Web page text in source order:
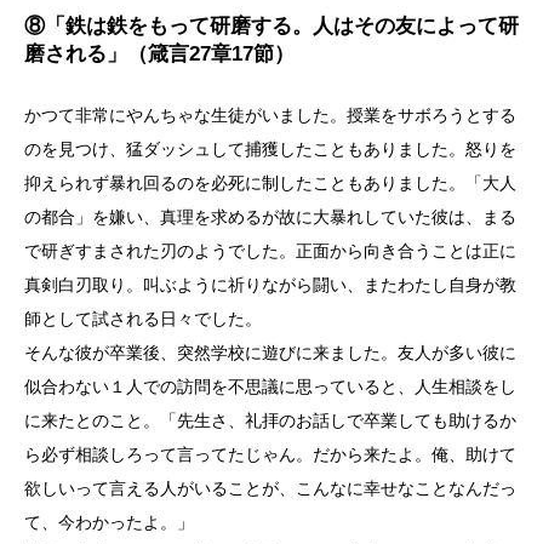
⑧「鉄は鉄をもって研磨する。人はその友によって研
磨される」（箴言27章17節）
かつて非常にやんちゃな生徒がいました。授業をサボろうとする
のを見つけ、猛ダッシュして捕獲したこともありました。怒りを
抑えられず暴れ回るのを必死に制したこともありました。「大人
の都合」を嫌い、真理を求めるが故に大暴れしていた彼は、まる
で研ぎすまされた刃のようでした。正面から向き合うことは正に
真剣白刃取り。叫ぶように祈りながら闘い、またわたし自身が教
師として試される日々でした。
そんな彼が卒業後、突然学校に遊びに来ました。友人が多い彼に
似合わない１人での訪問を不思議に思っていると、人生相談をし
に来たとのこと。「先生さ、礼拝のお話しで卒業しても助けるか
ら必ず相談しろって言ってたじゃん。だから来たよ。俺、助けて
欲しいって言える人がいることが、こんなに幸せなことなんだっ
て、今わかったよ。」